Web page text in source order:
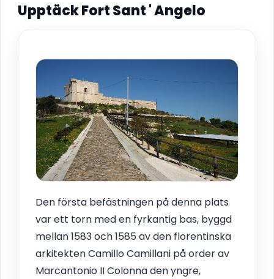
Upptäck Fort Sant ' Angelo
Den första befästningen på denna plats
var ett torn med en fyrkantig bas, byggd
mellan 1583 och 1585 av den florentinska
arkitekten Camillo Camillani på order av
Marcantonio II Colonna den yngre,